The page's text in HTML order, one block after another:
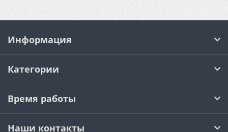
Информация
Категории
Время работы
Наши контакты